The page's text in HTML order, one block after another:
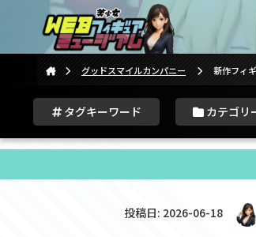
グッドスマイルカンパニー 新作フィギ
タグキーワード カテゴリ
投稿日: 2026-06-18